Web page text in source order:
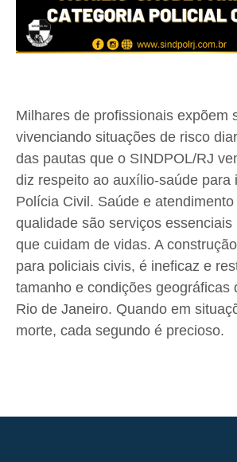
Milhares de profissionais expõem
vivenciando situações de risco
das pautas que o SINDPOL/RJ
diz respeito ao auxílio-saúde para
Polícia Civil. Saúde e
qualidade são serviços essenciais
que cuidam de vidas. A
para policiais civis, é ineficaz e
tamanho e condições geográficas
Rio de Janeiro. Quando em
morte, cada segundo é precioso.